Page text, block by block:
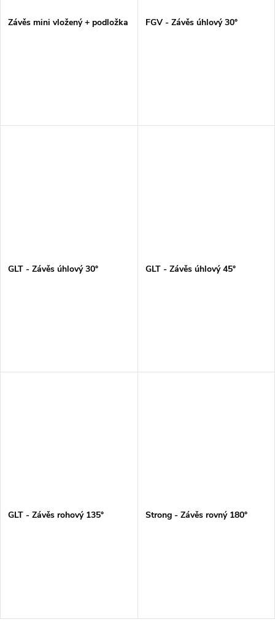
Závěs mini vložený + podložka FGV - Závěs úhlový 30°
GLT - Závěs úhlový 30° GLT - Závěs úhlový 45°
GLT - Závěs rohový 135° Strong - Závěs rovný 180°